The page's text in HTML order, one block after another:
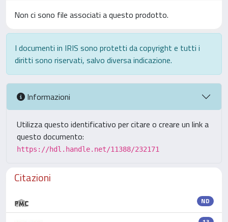
Non ci sono file associati a questo prodotto.
I documenti in IRIS sono protetti da copyright e tutti i
diritti sono riservati, salvo diversa indicazione.
Informazioni
Utilizza questo identificativo per citare o creare un link a
questo documento:
https://hdl.handle.net/11388/232171
Citazioni
ND